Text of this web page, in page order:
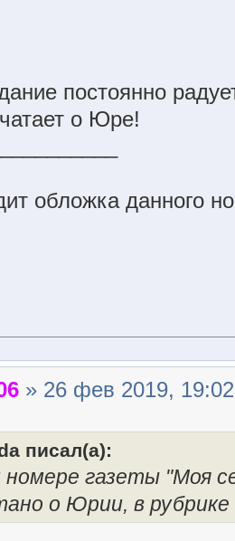
постоянно
о Юре!
обложка данного
» 26 фев 2019, 19:02
писал(а):
номере газеты "Моя
о Юрии, в рубрике